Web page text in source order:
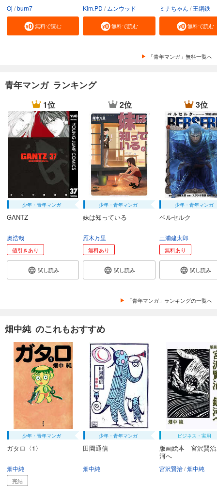
試し読み
あらすじを表示する
まんだら屋の良太 愛蔵版 46
540円 (税込)
完結
カート
試し読み
あらすじを表示する
まんだら屋の良太 愛蔵版 47
540円 (税込)
カート
あらすじを表示する
まんだら屋の良太 愛蔵版 48
540
試し読み
まんだら屋の良太 愛蔵版 49
540円 (税込)
試し読み
あらすじを表示する
まんだら屋の良太 愛蔵版 50
カート
試し読み
あらすじを表示する
まんだら屋の良太 愛蔵版 51
Oj burn7
無料で読む
Kim.PD ムンウッド
無料で読む
ミナちゃん 王鋼鉄
無料で読む
「青年マンガ」無料一覧へ
青年マンガ ランキング
1位
少年・青年マンガ
GANTZ
奥浩哉
値引きあり
試し読み
2位
少年・青年マンガ
妹は知っている
雁木万里
無料あり
試し読み
3位
少年・青年マンガ
ベルセルク
三浦建太郎
無料あり
試し読み
「青年マンガ」ランキングの一覧へ
畑中純 のこれもおすすめ
少年・青年マンガ
ガタロ〈1〉
畑中純
完結
少年・青年マンガ
田園通信
畑中純
ビジネス・実用
版画絵本 宮沢賢治
河へ
宮沢賢治 畑中純